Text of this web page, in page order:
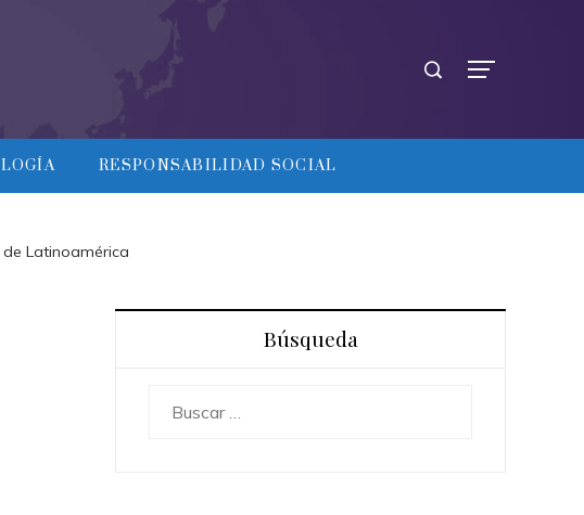
RESPONSABILIDAD SOCIAL
Latinoamérica
Búsqueda